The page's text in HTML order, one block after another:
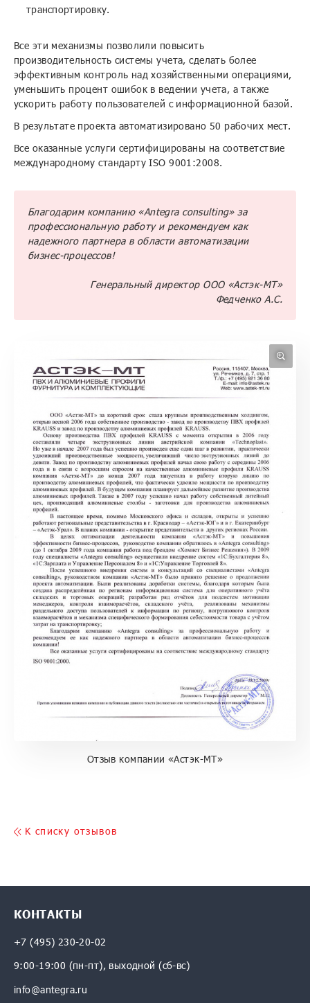
транспортировку.
Все эти механизмы позволили повысить
производительность системы учета, сделать более
эффективным контроль над хозяйственными операциями,
уменьшить процент ошибок в ведении учета, а также
ускорить работу пользователей с информационной базой.
В результате проекта автоматизировано 50 рабочих мест.
Все оказанные услуги сертифицированы на соответствие
международному стандарту ISO 9001:2008.
Благодарим компанию «Antegra сonsulting» за
профессиональную работу и рекомендуем как
надежного партнера в области автоматизации
бизнес-процессов!
Генеральный директор ООО «Астэк-МТ»
Федченко А.С.
Отзыв компании «Астэк-МТ»
K списку отзывов
КОНТАКТЫ
+7 (495) 230-20-02
9:00-19:00 (пн-пт), выходной (сб-вс)
info@antegra.ru